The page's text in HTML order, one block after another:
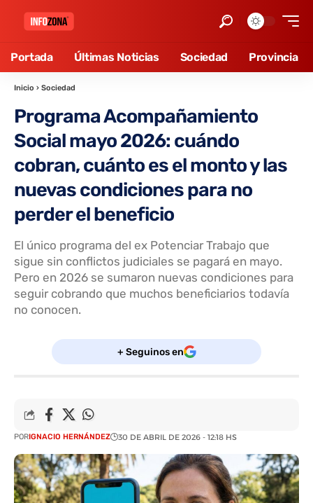
Portada Últimas Noticias Sociedad Provincia
Inicio › Sociedad
Programa Acompañamiento
Social mayo 2026: cuándo
cobran, cuánto es el monto y las
nuevas condiciones para no
perder el beneficio
El único programa del ex Potenciar Trabajo que
sigue sin conflictos judiciales se pagará en mayo.
Pero en 2026 se sumaron nuevas condiciones para
seguir cobrando que muchos beneficiarios todavía
no conocen.
+ Seguinos en
PORIGNACIO HERNÁNDEZ 30 DE ABRIL DE 2026 - 12:18 HS